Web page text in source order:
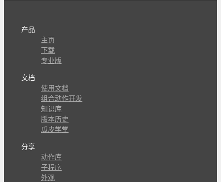
产品
主页
下载
专业版
文档
使用文档
组合动作开发
知识库
版本历史
瓜皮学堂
分享
动作库
子程序
外观